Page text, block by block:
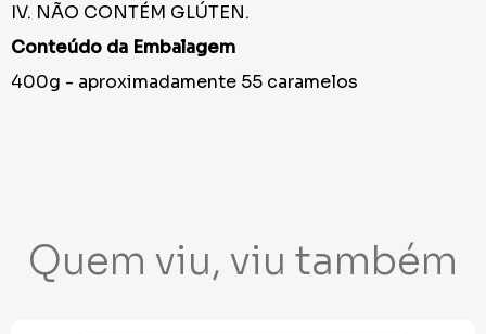
IV. NÃO CONTÉM GLÚTEN.
Conteúdo da Embalagem
400g - aproximadamente 55 caramelos
Quem viu, viu também